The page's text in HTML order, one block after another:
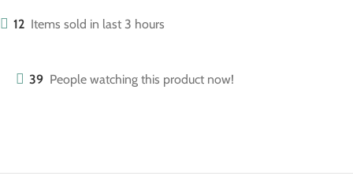
12 Items sold in last 3 hours
39 People watching this product now!